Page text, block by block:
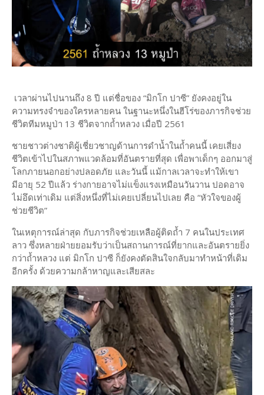
เวลาผ่านไปนานถึง 8 ปี แต่ชื่อของ “มิกโก ปาซี” ยังคงอยู่ใน
ความทรงจำของใครหลายคน ในฐานะหนึ่งในฮีโร่ของภารกิจช่วย
ชีวิตทีมหมูป่า 13 ชีวิตจากถ้ำหลวง เมื่อปี 2561
ชายชาวต่างชาติผู้เชี่ยวชาญด้านการดำน้ำในถ้ำคนนี้ เคยเสี่ยง
ชีวิตเข้าไปในสภาพแวดล้อมที่อันตรายที่สุด เพื่อพาเด็กๆ ออกมาสู่
โลกภายนอกอย่างปลอดภัย และวันนี้ แม้กาลเวลาจะทำให้เขา
มีอายุ 52 ปีแล้ว ร่างกายอาจไม่แข็งแรงเหมือนวันวาน ปอดอาจ
ไม่อึดเท่าเดิม แต่สิ่งหนึ่งที่ไม่เคยเปลี่ยนไปเลย คือ “หัวใจของผู้
ช่วยชีวิต”
ในเหตุการณ์ล่าสุด กับภารกิจช่วยเหลือผู้ติดถ้ำ 7 คนในประเทศ
ลาว ซึ่งหลายฝ่ายยอมรับว่าเป็นสถานการณ์ที่ยากและอันตรายยิ่ง
กว่าถ้ำหลวง แต่ มิกโก ปาซี ก็ยังคงตัดสินใจกลับมาทำหน้าที่เดิม
อีกครั้ง ด้วยความกล้าหาญและเสียสละ